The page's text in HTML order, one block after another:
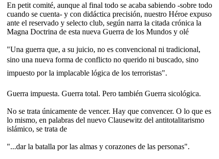
En petit comité, aunque al final todo se acaba sabiendo -sobre todo
cuando se cuenta- y con didáctica precisión, nuestro Héroe expuso
ante el reservado y selecto club, según narra la citada crónica la
Magna Doctrina de esta nueva Guerra de los Mundos y olé
"Una guerra que, a su juicio, no es convencional ni tradicional,
sino una nueva forma de conflicto no querido ni buscado, sino
impuesto por la implacable lógica de los terroristas".
Guerra impuesta. Guerra total. Pero también Guerra sicológica.
No se trata únicamente de vencer. Hay que convencer. O lo que es
lo mismo, en palabras del nuevo Clausewitz del antitotalitarismo
islámico, se trata de
"...dar la batalla por las almas y corazones de las personas".